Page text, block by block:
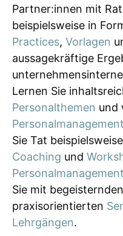
Partner:innen mit
beispielsweise in
Practices, Vorlagen
aussagekräftige
Lernen Sie
Personalthemen und
Sie Tat
Coaching und
Sie mit begeisternden
praxisorientierten
Lehrgängen.